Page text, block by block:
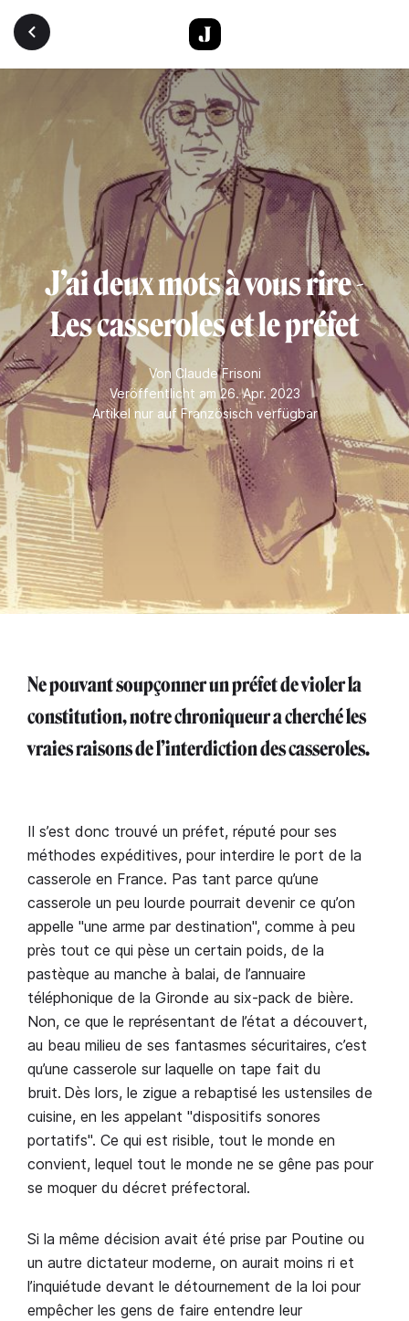
Direkt zum Inhalt
J’ai deux mots à vous rire -
Les casseroles et le préfet
Von Claude Frisoni
Veröffentlicht am 26. Apr. 2023
Artikel nur auf Französisch verfügbar
Ne pouvant soupçonner un préfet de violer la
constitution, notre chroniqueur a cherché les
vraies raisons de l’interdiction des casseroles.
Il s’est donc trouvé un préfet, réputé pour ses
méthodes expéditives, pour interdire le port de la
casserole en France. Pas tant parce qu’une
casserole un peu lourde pourrait devenir ce qu’on
appelle "une arme par destination", comme à peu
près tout ce qui pèse un certain poids, de la
pastèque au manche à balai, de l’annuaire
téléphonique de la Gironde au six-pack de bière.
Non, ce que le représentant de l’état a découvert,
au beau milieu de ses fantasmes sécuritaires, c’est
qu’une casserole sur laquelle on tape fait du
bruit. Dès lors, le zigue a rebaptisé les ustensiles de
cuisine, en les appelant "dispositifs sonores
portatifs". Ce qui est risible, tout le monde en
convient, lequel tout le monde ne se gêne pas pour
se moquer du décret préfectoral.
Si la même décision avait été prise par Poutine ou
un autre dictateur moderne, on aurait moins ri et
l’inquiétude devant le détournement de la loi pour
empêcher les gens de faire entendre leur